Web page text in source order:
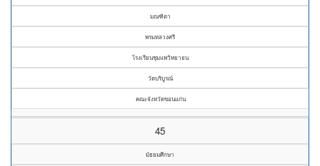
มณฑิตา
พรมหลวงศรี
โรงเรียนชุมแพวิทยายน
วัดบริบูรณ์
คณะจังหวัดขอนแก่น
45
มัธยมศึกษา